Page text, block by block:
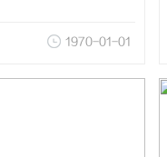
1970-01-01